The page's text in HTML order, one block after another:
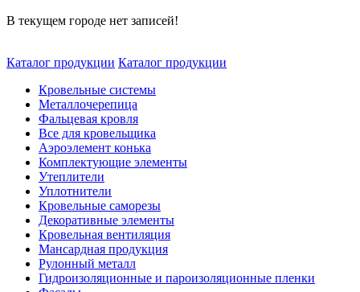
В текущем городе нет записей!
Каталог продукции Каталог продукции
Кровельные системы
Металлочерепица
Фальцевая кровля
Все для кровельщика
Аэроэлемент конька
Комплектующие элементы
Утеплители
Уплотнители
Кровельные саморезы
Декоративные элементы
Кровельная вентиляция
Мансардная продукция
Рулонный металл
Гидроизоляционные и пароизоляционные пленки